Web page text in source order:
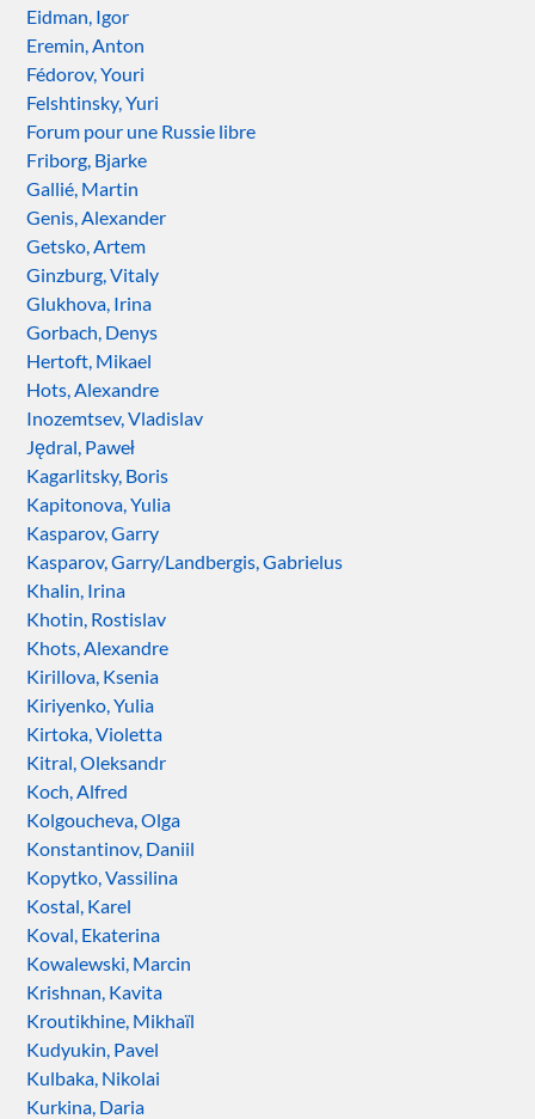
Eidman, Igor
Eremin, Anton
Fédorov, Youri
Felshtinsky, Yuri
Forum pour une Russie libre
Friborg, Bjarke
Gallié, Martin
Genis, Alexander
Getsko, Artem
Ginzburg, Vitaly
Glukhova, Irina
Gorbach, Denys
Hertoft, Mikael
Hots, Alexandre
Inozemtsev, Vladislav
Jędral, Paweł
Kagarlitsky, Boris
Kapitonova, Yulia
Kasparov, Garry
Kasparov, Garry/Landbergis, Gabrielus
Khalin, Irina
Khotin, Rostislav
Khots, Alexandre
Kirillova, Ksenia
Kiriyenko, Yulia
Kirtoka, Violetta
Kitral, Oleksandr
Koch, Alfred
Kolgoucheva, Olga
Konstantinov, Daniil
Kopytko, Vassilina
Kostal, Karel
Koval, Ekaterina
Kowalewski, Marcin
Krishnan, Kavita
Kroutikhine, Mikhaïl
Kudyukin, Pavel
Kulbaka, Nikolai
Kurkina, Daria